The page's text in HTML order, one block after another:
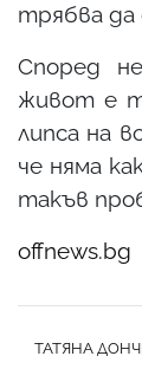
трябва да
Според
живот е
липса на
че няма
такъв
offnews.bg
ТАТЯНА